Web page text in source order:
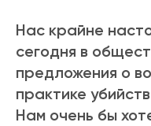
Нас крайне
сегодня в
предложения о
практике
Нам очень бы